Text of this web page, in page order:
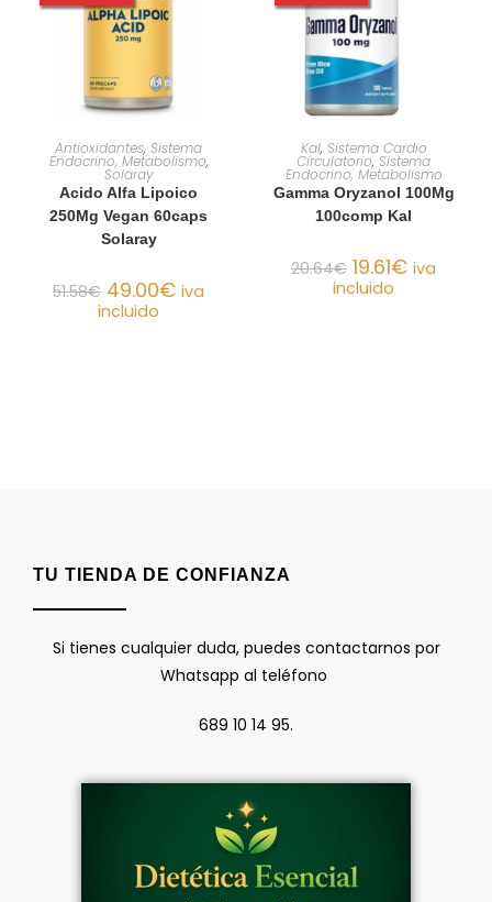
AÑADIR AL CARRITO
Antioxidantes, Sistema
Endocrino, Metabolismo,
Solaray
Acido Alfa Lipoico
250Mg Vegan 60caps
Solaray
51.58€ 49.00€ iva
incluido
AÑADIR AL CARRITO
Kal, Sistema Cardio
Circulatorio, Sistema
Endocrino, Metabolismo
Gamma Oryzanol 100Mg
100comp Kal
20.64€ 19.61€ iva
incluido
TU TIENDA DE CONFIANZA
Si tienes cualquier duda, puedes contactarnos por
Whatsapp al teléfono
689 10 14 95.